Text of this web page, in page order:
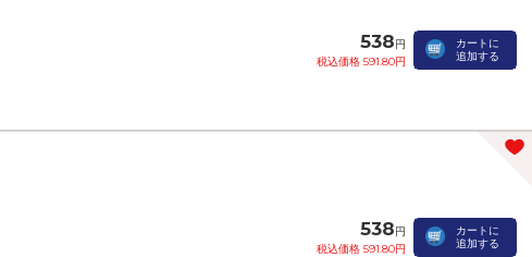
538円
税込価格 591.80円
カートに
追加する
538円
税込価格 591.80円
カートに
追加する